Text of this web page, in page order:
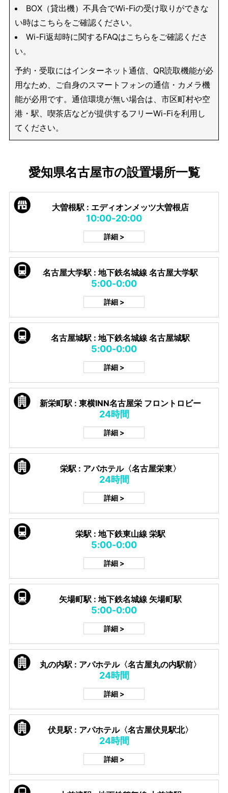
BOX（貸出機）不具合でWi-Fiの受け取りができな
い時はこちらをご確認ください。
Wi-Fi返却時に関するFAQはこちらをご確認くださ
い。
予約・受取にはインターネット通信、QR読取機能が必
用なため、ご自身のスマートフォンの通信・カメラ機
能が必用です。通信環境が無い場合は、市区町村や空
港・駅、喫茶店などが提供するフリーWi-Fiを利用し
てください。
愛知県名古屋市の設置場所一覧
大曽根駅 : エディオンメッツ大曽根店
10:00-20:00
詳細 >
名古屋大学駅 : 地下鉄名城線 名古屋大学駅
5:00-0:00
詳細 >
名古屋城駅 : 地下鉄名城線 名古屋城駅
5:00-0:00
詳細 >
新栄町駅 : 東横INN名古屋栄 フロントロビー
24時間
詳細 >
栄駅 : アパホテル〈名古屋栄東〉
24時間
詳細 >
栄駅 : 地下鉄東山線 栄駅
5:00-0:00
詳細 >
矢場町駅 : 地下鉄名城線 矢場町駅
5:00-0:00
詳細 >
丸の内駅 : アパホテル〈名古屋丸の内駅前〉
24時間
詳細 >
伏見駅 : アパホテル〈名古屋伏見駅北〉
24時間
詳細 >